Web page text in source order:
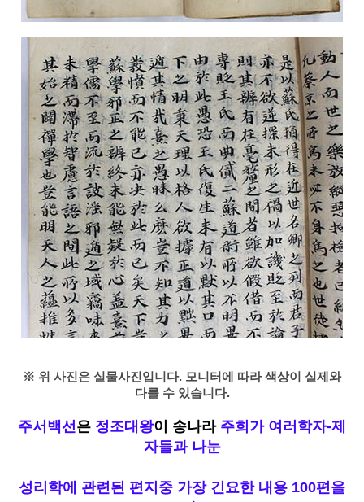
※ 위 사진은 실물사진입니다. 모니터에 따라 색상이 실제와
다를 수 있습니다.
주서백선 은 정조대왕이 송나라 주희가 여러학자-제
자들과 나눈
성리학에 관련된 편지중 가장 긴요한 내용 100편을